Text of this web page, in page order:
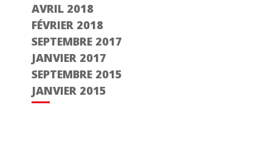
AVRIL 2018
FÉVRIER 2018
SEPTEMBRE 2017
JANVIER 2017
SEPTEMBRE 2015
JANVIER 2015